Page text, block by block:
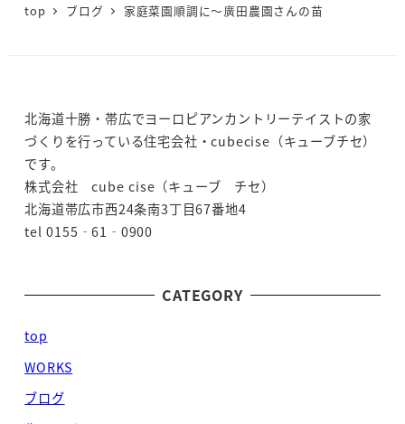
top ブログ 家庭菜園順調に～廣田農園さんの苗
北海道十勝・帯広でヨーロピアンカントリーテイストの家
づくりを行っている住宅会社・cubecise（キューブチセ）
です。
株式会社 cube cise（キューブ チセ）
北海道帯広市西24条南3丁目67番地4
tel 0155‐61‐0900
CATEGORY
top
WORKS
ブログ